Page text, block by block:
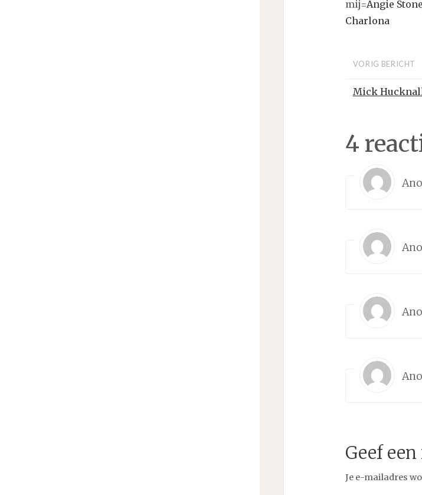
mij=Angie Stone
Charlona
VORIG BERICHT
Mick
4
Geef
Je e-mailadres